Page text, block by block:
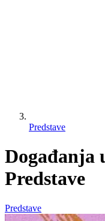
Predstave
Događanja
Predstave
Predstave